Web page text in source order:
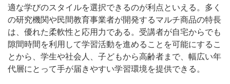
適な学びのスタイルを選択できるのが利点といえる。多く
の研究機関や民間教育事業者が開発するマルチ商品の特長
は、優れた柔軟性と応用力である。受講者が自宅からでも
隙間時間を利用して学習活動を進めることを可能にするこ
とから、学生や社会人、子どもから高齢者まで、幅広い年
代層にとって手が届きやすい学習環境を提供できる。